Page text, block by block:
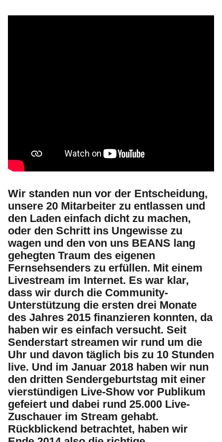
Wir standen nun vor der Entscheidung,
unsere 20 Mitarbeiter zu entlassen und
den Laden einfach dicht zu machen,
oder den Schritt ins Ungewisse zu
wagen und den von uns BEANS lang
gehegten Traum des eigenen
Fernsehsenders zu erfüllen. Mit einem
Livestream im Internet. Es war klar,
dass wir durch die Community-
Unterstützung die ersten drei Monate
des Jahres 2015 finanzieren konnten, da
haben wir es einfach versucht. Seit
Senderstart streamen wir rund um die
Uhr und davon täglich bis zu 10 Stunden
live. Und im Januar 2018 haben wir nun
den dritten Sendergeburtstag mit einer
vierstündigen Live-Show vor Publikum
gefeiert und dabei rund 25.000 Live-
Zuschauer im Stream gehabt.
Rückblickend betrachtet, haben wir